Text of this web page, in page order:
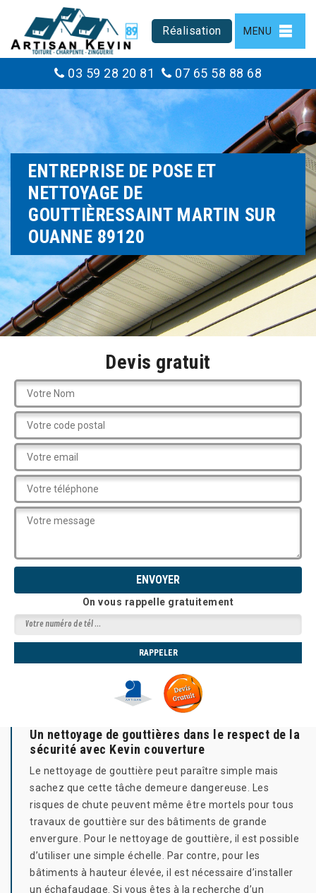
Réalisation MENU
03 59 28 20 81 07 65 58 88 68
ENTREPRISE DE POSE ET
NETTOYAGE DE
GOUTTIÈRESSAINT MARTIN SUR
OUANNE 89120
Devis gratuit
On vous rappelle gratuitement
Un nettoyage de gouttières dans le respect de la
sécurité avec Kevin couverture
Le nettoyage de gouttière peut paraître simple mais
sachez que cette tâche demeure dangereuse. Les
risques de chute peuvent même être mortels pour tous
travaux de gouttière sur des bâtiments de grande
envergure. Pour le nettoyage de gouttière, il est possible
d’utiliser une simple échelle. Par contre, pour les
bâtiments à hauteur élevée, il est nécessaire d’installer
un échafaudage. Si vous êtes à la recherche d’un